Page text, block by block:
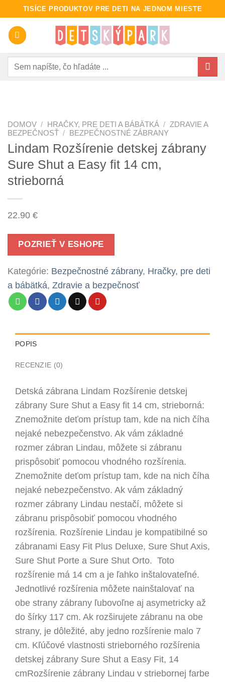
to
content
TISÍCE PRODUKTOV PRE DETI NA JEDNOM MIESTE
Hľadať:
DOMOV / HRAČKY, PRE DETI A BÁBÄTKÁ / ZDRAVIE A
BEZPEČNOSŤ / BEZPEČNOSTNÉ ZÁBRANY
Lindam Rozšírenie detskej zábrany
Sure Shut a Easy fit 14 cm,
strieborná
22.90 €
POZRIEŤ V ESHOPE
Kategórie: Bezpečnostné zábrany, Hračky, pre deti
a bábätká, Zdravie a bezpečnosť
POPIS
RECENZIE (0)
Detská zábrana Lindam Rozšírenie detskej
zábrany Sure Shut a Easy fit 14 cm, strieborná:
Znemožnite deťom prístup tam, kde na nich číha
nejaké nebezpečenstvo. Ak vám základné
rozmer zábran Lindau, môžete si zábranu
prispôsobiť pomocou vhodného rozšírenia.
Znemožnite deťom prístup tam, kde na nich číha
nejaké nebezpečenstvo. Ak vám základný
rozmer zábrany Lindau nestačí, môžete si
zábranu prispôsobiť pomocou vhodného
rozšírenia. Rozšírenie Lindau je kompatibilné so
zábranami Easy Fit Plus Deluxe, Sure Shut Axis,
Sure Shut Porte a Sure Shut Orto. Toto
rozšírenie má 14 cm a je ľahko inštalovateľné.
Jednotlivé rozšírenia môžete nainštalovať na
obe strany zábrany ľubovoľne aj asymetricky až
do šírky 117 cm. Ak rozširujete zábranu na obe
strany, je dôležité, aby jedno rozšírenie malo 7
cm. Kľúčové vlastnosti strieborného rozšírenia
detskej zábrany Sure Shut a Easy Fit, 14
cmRozšírenie zábrany Lindau v striebornej farbe